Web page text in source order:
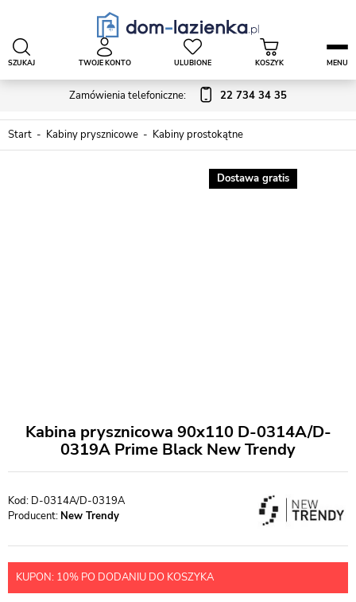
Zamówienia telefoniczne: 22 734 34 35
SZUKAJ TWOJE KONTO ULUBIONE KOSZYK MENU
Start Kabiny prysznicowe Kabiny prostokątne
Dostawa gratis
Kabina prysznicowa 90x110 D-0314A/D-
0319A Prime Black New Trendy
D-0314A/D-0319A
Producent: New Trendy
KUPON: 10% PO DODANIU DO KOSZYKA